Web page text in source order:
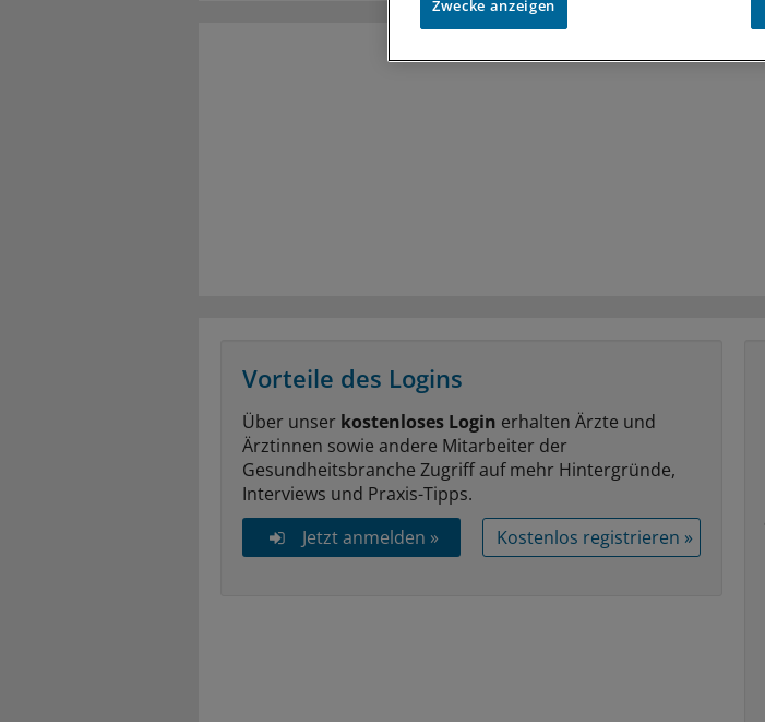
Vorteile des Logins
Über unser kostenloses Login erhalten Ärzte und
Ärztinnen sowie andere Mitarbeiter der
Gesundheitsbranche Zugriff auf mehr Hintergründe,
Interviews und Praxis-Tipps.
Jetzt anmelden »
Kostenlos registrieren »
Zwecke anzeigen